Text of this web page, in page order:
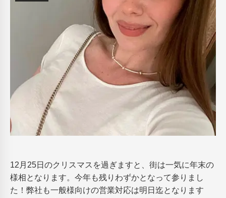
12月25日のクリスマスを過ぎますと、街は一気に年末の
様相となります。今年も残りわずかとなって参りまし
た！弊社も一般様向けの営業対応は明日迄となります